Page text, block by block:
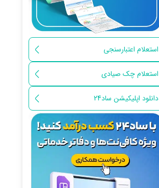
استعلام اعتبارسنجی
استعلام چک صیادی
دانلود اپلیکیشن ساد24